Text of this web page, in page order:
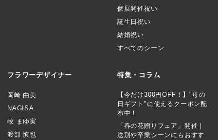
個展開催祝い
誕生日祝い
結婚祝い
すべてのシーン
フラワーデザイナー
岡崎 由美
NAGISA
牧 まゆ実
渡部 慎也
特集・コラム
【今だけ300円OFF！】"母の
日ギフト"に使えるクーポン配
布中！
「春の花贈りフェア」開催｜
送別や卒業シーンにもおすす